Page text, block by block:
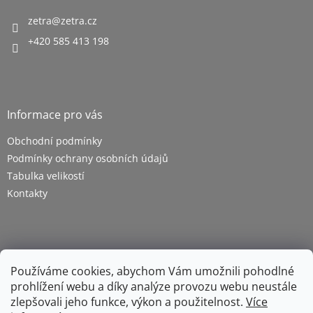
Používáme cookies, abychom Vám umožnili pohodlné
prohlížení webu a díky analýze provozu webu neustále
zlepšovali jeho funkce, výkon a použitelnost. Více
zetra@zetra.cz
+420 585 413 198
Informace pro vás
Obchodní podmínky
Podmínky ochrany osobních údajů
Tabulka velikostí
Kontakty